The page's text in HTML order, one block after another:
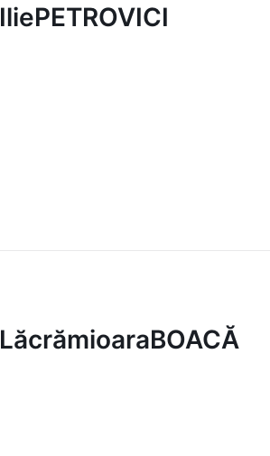
IliePETROVICI
LăcrămioaraBOACĂ